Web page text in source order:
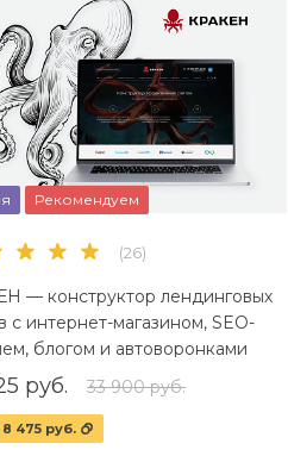
Рекомендуем
(26)
— конструктор лендинговых
с интернет-магазином, SEO-
блогом и автоворонками
руб. 33 900 руб.
8 475 руб.